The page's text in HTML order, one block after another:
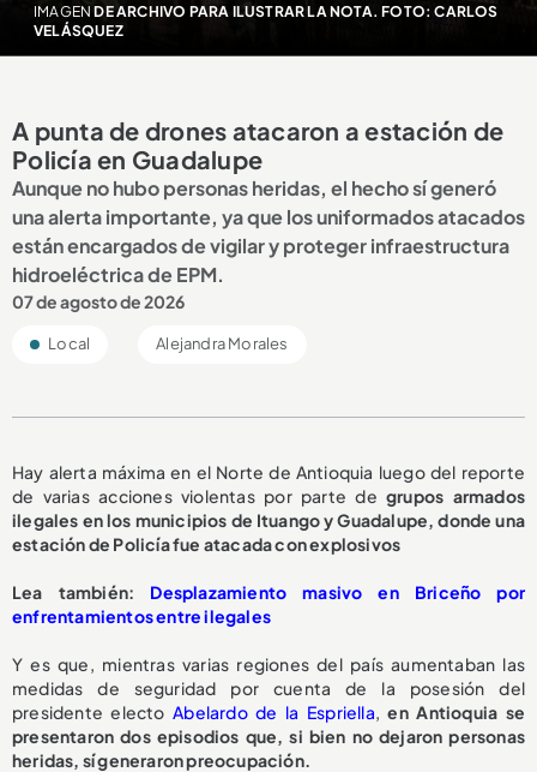
IMAGEN DE ARCHIVO PARA ILUSTRAR LA NOTA. FOTO: CARLOS
VELÁSQUEZ
A punta de drones atacaron a estación de
Policía en Guadalupe
Aunque no hubo personas heridas, el hecho sí generó
una alerta importante, ya que los uniformados atacados
están encargados de vigilar y proteger infraestructura
hidroeléctrica de EPM.
07 de agosto de 2026
Local Alejandra Morales
Hay alerta máxima en el Norte de Antioquia luego del reporte
de varias acciones violentas por parte degrupos armados
ilegales en los municipios de Ituango y Guadalupe, donde una
estación de Policía fue atacada con explosivos
Lea también: Desplazamiento masivo en Briceño por
enfrentamientos entre ilegales
Y es que, mientras varias regiones del país aumentaban las
medidas de seguridad por cuenta de la posesión del
presidente electoAbelardo de la Espriella, en Antioquia se
presentaron dos episodios que, si bien no dejaron personas
heridas, sí generaron preocupación.